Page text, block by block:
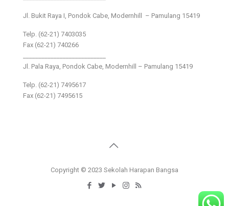
Jl. Bukit Raya I, Pondok Cabe, Modernhill – Pamulang 15419
Telp. (62-21) 7403035
Fax (62-21) 740266
Jl. Pala Raya, Pondok Cabe, Modernhill – Pamulang 15419
Telp. (62-21) 7495617
Fax (62-21) 7495615
Copyright © 2023 Sekolah Harapan Bangsa